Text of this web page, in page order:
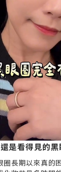
是看得見的
圈長期以來真的